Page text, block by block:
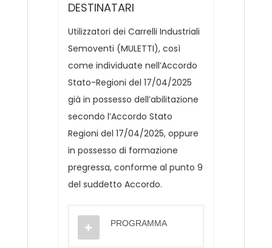
DESTINATARI
Utilizzatori dei Carrelli Industriali
Semoventi (MULETTI), così
come individuate nell’Accordo
Stato-Regioni del 17/04/2025
già in possesso dell’abilitazione
secondo l’Accordo Stato
Regioni del 17/04/2025, oppure
in possesso di formazione
pregressa, conforme al punto 9
del suddetto Accordo.
PROGRAMMA